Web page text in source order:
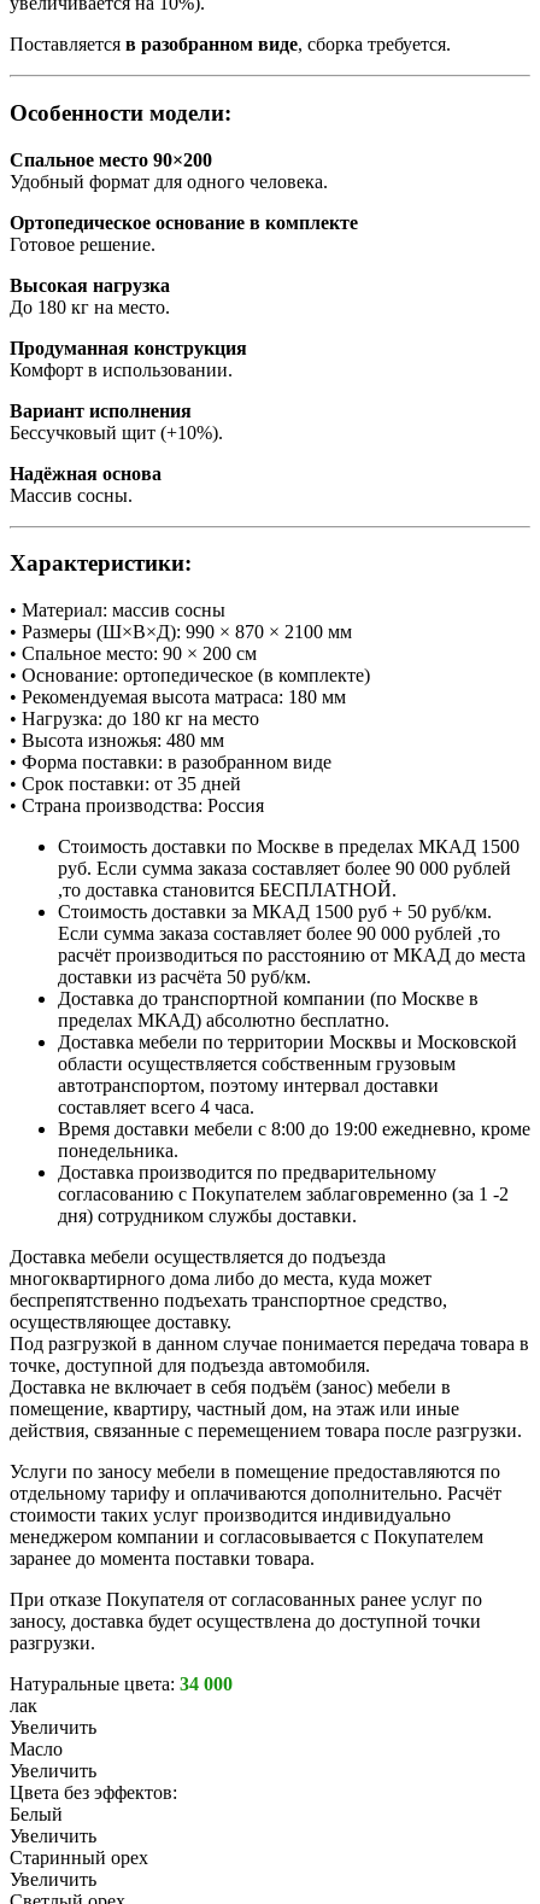
Поставляется в разобранном виде, сборка требуется.
Особенности модели:
Спальное место 90×200
Удобный формат для одного человека.
Ортопедическое основание в комплекте
Готовое решение.
Высокая нагрузка
До 180 кг на место.
Продуманная конструкция
Комфорт в использовании.
Вариант исполнения
Бессучковый щит (+10%).
Надёжная основа
Массив сосны.
Характеристики:
• Материал: массив сосны
• Размеры (Ш×В×Д): 990 × 870 × 2100 мм
• Спальное место: 90 × 200 см
• Основание: ортопедическое (в комплекте)
• Рекомендуемая высота матраса: 180 мм
• Нагрузка: до 180 кг на место
• Высота изножья: 480 мм
• Форма поставки: в разобранном виде
• Срок поставки: от 35 дней
• Страна производства: Россия
Стоимость доставки по Москве в пределах МКАД 1500
руб. Если сумма заказа составляет более 90 000 рублей
,то доставка становится БЕСПЛАТНОЙ.
Стоимость доставки за МКАД 1500 руб + 50 руб/км.
Если сумма заказа составляет более 90 000 рублей ,то
расчёт производиться по расстоянию от МКАД до места
доставки из расчёта 50 руб/км.
Доставка до транспортной компании (по Москве в
пределах МКАД) абсолютно бесплатно.
Доставка мебели по территории Москвы и Московской
области осуществляется собственным грузовым
автотранспортом, поэтому интервал доставки
составляет всего 4 часа.
Время доставки мебели с 8:00 до 19:00 ежедневно, кроме
понедельника.
Доставка производится по предварительному
согласованию с Покупателем заблаговременно (за 1 -2
дня) сотрудником службы доставки.
Доставка мебели осуществляется до подъезда
многоквартирного дома либо до места, куда может
беспрепятственно подъехать транспортное средство,
осуществляющее доставку.
Под разгрузкой в данном случае понимается передача товара в
точке, доступной для подъезда автомобиля.
Доставка не включает в себя подъём (занос) мебели в
помещение, квартиру, частный дом, на этаж или иные
действия, связанные с перемещением товара после разгрузки.
Услуги по заносу мебели в помещение предоставляются по
отдельному тарифу и оплачиваются дополнительно. Расчёт
стоимости таких услуг производится индивидуально
менеджером компании и согласовывается с Покупателем
заранее до момента поставки товара.
При отказе Покупателя от согласованных ранее услуг по
заносу, доставка будет осуществлена до доступной точки
разгрузки.
Натуральные цвета: 34 000
лак
Увеличить
Масло
Увеличить
Цвета без эффектов:
Белый
Увеличить
Старинный орех
Увеличить